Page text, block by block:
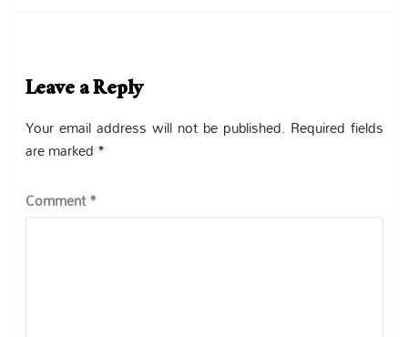
Leave a Reply
Your email address will not be published. Required fields
are marked *
Comment*